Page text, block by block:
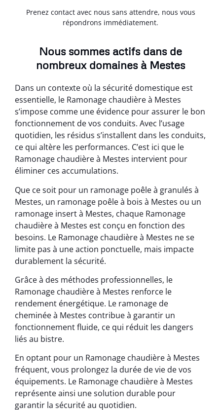
Prenez contact avec nous sans attendre, nous vous
répondrons immédiatement.
Nous sommes actifs dans de
nombreux domaines à Mestes
Dans un contexte où la sécurité domestique est
essentielle, le Ramonage chaudière à Mestes
s’impose comme une évidence pour assurer le bon
fonctionnement de vos conduits. Avec l’usage
quotidien, les résidus s’installent dans les conduits,
ce qui altère les performances. C’est ici que le
Ramonage chaudière à Mestes intervient pour
éliminer ces accumulations.
Que ce soit pour un ramonage poêle à granulés à
Mestes, un ramonage poêle à bois à Mestes ou un
ramonage insert à Mestes, chaque Ramonage
chaudière à Mestes est conçu en fonction des
besoins. Le Ramonage chaudière à Mestes ne se
limite pas à une action ponctuelle, mais impacte
durablement la sécurité.
Grâce à des méthodes professionnelles, le
Ramonage chaudière à Mestes renforce le
rendement énergétique. Le ramonage de
cheminée à Mestes contribue à garantir un
fonctionnement fluide, ce qui réduit les dangers
liés au bistre.
En optant pour un Ramonage chaudière à Mestes
fréquent, vous prolongez la durée de vie de vos
équipements. Le Ramonage chaudière à Mestes
représente ainsi une solution durable pour
garantir la sécurité au quotidien.